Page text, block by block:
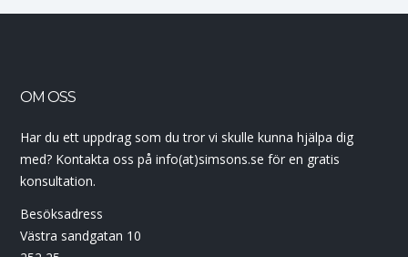
OM OSS
Har du ett uppdrag som du tror vi skulle kunna hjälpa dig
med? Kontakta oss på info(at)simsons.se för en gratis
konsultation.
Besöksadress
Västra sandgatan 10